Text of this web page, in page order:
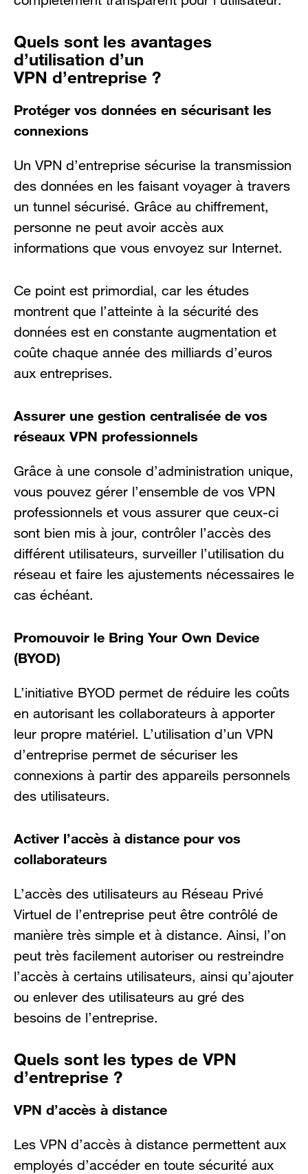
Quels sont les avantages
d’utilisation d’un
VPN d’entreprise ?
Protéger vos données en sécurisant les
connexions
Un VPN d’entreprise sécurise la transmission
des données en les faisant voyager à travers
un tunnel sécurisé. Grâce au chiffrement,
personne ne peut avoir accès aux
informations que vous envoyez sur Internet.
Ce point est primordial, car les études
montrent que l’atteinte à la sécurité des
données est en constante augmentation et
coûte chaque année des milliards d’euros
aux entreprises.
Assurer une gestion centralisée de vos
réseaux VPN professionnels
Grâce à une console d’administration unique,
vous pouvez gérer l’ensemble de vos VPN
professionnels et vous assurer que ceux-ci
sont bien mis à jour, contrôler l’accès des
différent utilisateurs, surveiller l’utilisation du
réseau et faire les ajustements nécessaires le
cas échéant.
Promouvoir le Bring Your Own Device
(BYOD)
L’initiative BYOD permet de réduire les coûts
en autorisant les collaborateurs à apporter
leur propre matériel. L’utilisation d’un VPN
d’entreprise permet de sécuriser les
connexions à partir des appareils personnels
des utilisateurs.
Activer l’accès à distance pour vos
collaborateurs
L’accès des utilisateurs au Réseau Privé
Virtuel de l’entreprise peut être contrôlé de
manière très simple et à distance. Ainsi, l’on
peut très facilement autoriser ou restreindre
l’accès à certains utilisateurs, ainsi qu’ajouter
ou enlever des utilisateurs au gré des
besoins de l’entreprise.
Quels sont les types de VPN
d’entreprise ?
VPN d’accès à distance
Les VPN d’accès à distance permettent aux
employés d’accéder en toute sécurité aux